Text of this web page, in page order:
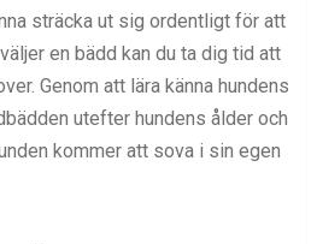
sträcka ut sig ordentligt för att
en bädd kan du ta dig tid att
Genom att lära känna hundens
utefter hundens ålder och
kommer att sova i sin egen